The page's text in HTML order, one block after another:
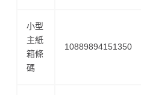
小型
主紙
箱條
碼
10889894151350